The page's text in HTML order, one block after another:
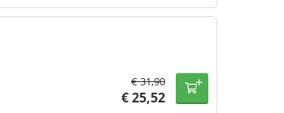
€31,90
€25,52